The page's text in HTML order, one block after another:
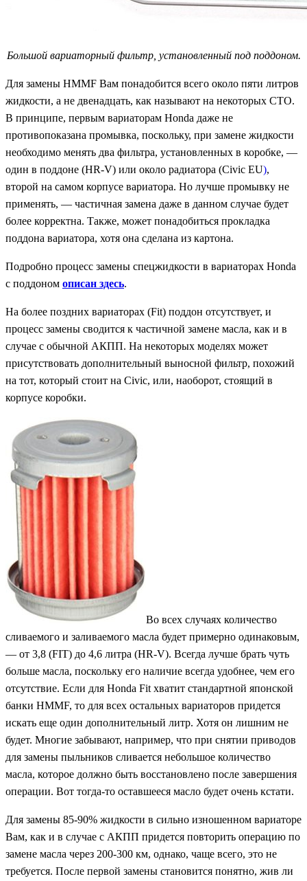
Большой вариаторный фильтр, установленный под поддоном.
Для замены HMMF Вам понадобится всего около пяти литров
жидкости, а не двенадцать, как называют на некоторых СТО.
В принципе, первым вариаторам Honda даже не
противопоказана промывка, поскольку, при замене жидкости
необходимо менять два фильтра, установленных в коробке, —
один в поддоне (HR-V) или около радиатора (Civic EU),
второй на самом корпусе вариатора. Но лучше промывку не
применять, — частичная замена даже в данном случае будет
более корректна. Также, может понадобиться прокладка
поддона вариатора, хотя она сделана из картона.
Подробно процесс замены спецжидкости в вариаторах Honda
с поддоном описан здесь.
На более поздних вариаторах (Fit) поддон отсутствует, и
процесс замены сводится к частичной замене масла, как и в
случае с обычной АКПП. На некоторых моделях может
присутствовать дополнительный выносной фильтр, похожий
на тот, который стоит на Civic, или, наоборот, стоящий в
корпусе коробки.
Во всех случаях количество
сливаемого и заливаемого масла будет примерно одинаковым,
— от 3,8 (FIT) до 4,6 литра (HR-V). Всегда лучше брать чуть
больше масла, поскольку его наличие всегда удобнее, чем его
отсутствие. Если для Honda Fit хватит стандартной японской
банки HMMF, то для всех остальных вариаторов придется
искать еще один дополнительный литр. Хотя он лишним не
будет. Многие забывают, например, что при снятии приводов
для замены пыльников сливается небольшое количество
масла, которое должно быть восстановлено после завершения
операции. Вот тогда-то оставшееся масло будет очень кстати.
Для замены 85-90% жидкости в сильно изношенном вариаторе
Вам, как и в случае с АКПП придется повторить операцию по
замене масла через 200-300 км, однако, чаще всего, это не
требуется. После первой замены становится понятно, жив ли